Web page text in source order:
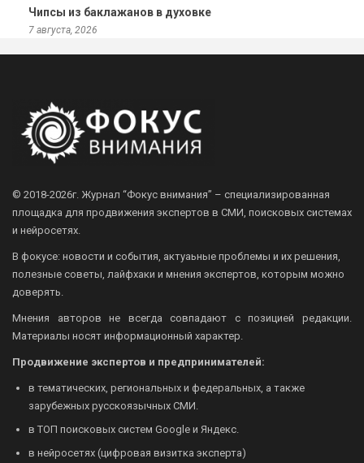
Чипсы из баклажанов в духовке
7 августа, 2026
© 2018-2026г. Журнал “Фокус внимания” – специализированная
площадка для продвижения экспертов в СМИ, поисковых системах
и нейросетях.
В фокусе: новости и события, актуаьные проблемы и их решения,
полезные советы, лайфхаки и мнения экспертов, которым можно
доверять.
Мнения авторов не всегда совпадают с позицией редакции.
Материалы носят информационный характер.
Продвижение экспертов и предпринимателей:
в тематических, региональных и федеральных, а также
зарубежных русскоязычных СМИ.
в ТОП поисковых систем Google и Яндекс.
в нейросетях (цифровая визитка эксперта)